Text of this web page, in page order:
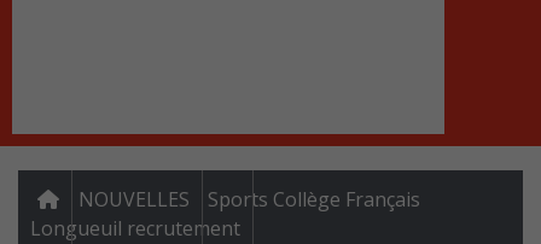
NOUVELLES
Sports Collège Français
Longueuil recrutement